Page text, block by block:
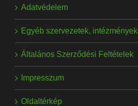
Adatvédelem
Egyéb szervezetek, intézmények
Általános Szerződési Feltételek
Impresszum
Oldaltérkép